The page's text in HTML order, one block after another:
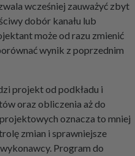
wcześniej zauważyć zbyt
dobór kanału lub
może od razu zmienić
wynik z poprzednim
projekt od podkładu i
oraz obliczenia aż do
oznacza to mniej
zmian i sprawniejsze
Program do